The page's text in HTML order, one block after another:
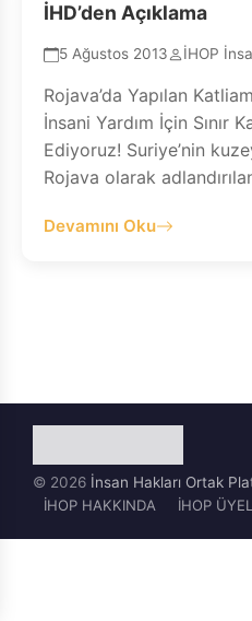
İHD’den Açıklama
5 Ağustos 2013 İHOP
Rojava’da Yapılan
İnsani Yardım İçin Sınır
Ediyoruz! Suriye’nin
Rojava olarak
Devamını Oku
© 2026 İnsan Hakları Ortak
İHOP HAKKINDA
İHOP